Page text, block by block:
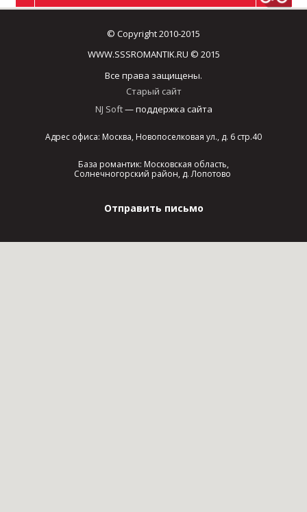
© Copyright 2010-2015
WWW.SSSROMANTIK.RU © 2015
Все права защищены.
Старый сайт
NJ Soft— поддержка сайта
Адрес офиса: Москва, Новопоселковая ул., д. 6 стр.40
База романтик: Московская область,
Солнечногорский район, д. Лопотово
Отправить письмо